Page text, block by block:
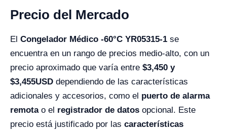
Precio del Mercado
El Congelador Médico -60°C YR05315-1 se
encuentra en un rango de precios medio-alto, con un
precio aproximado que varía entre $3,450 y
$3,455USD dependiendo de las características
adicionales y accesorios, como el puerto de alarma
remotao el registrador de datos opcional. Este
precio está justificado por las características